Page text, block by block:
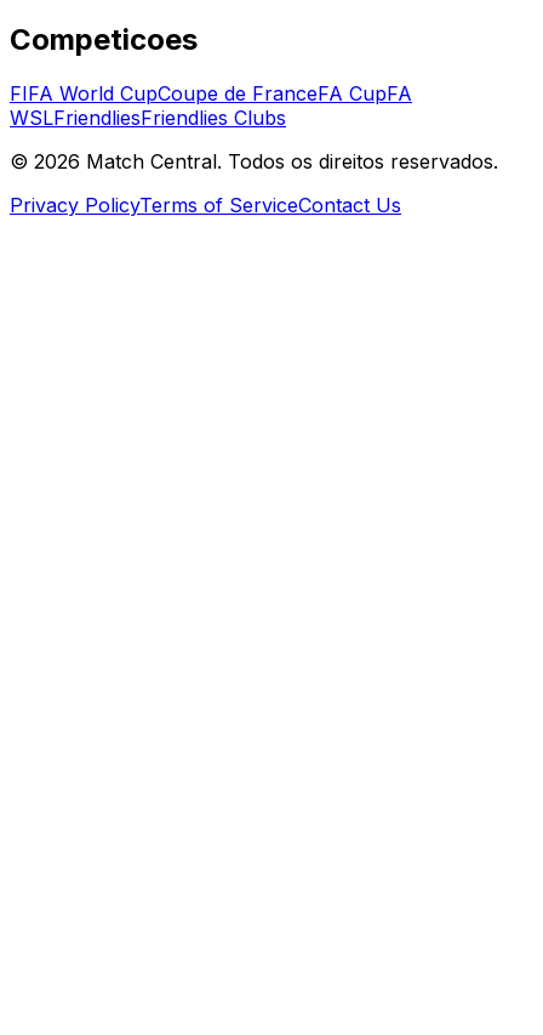
Competicoes
FIFA World CupCoupe de FranceFA CupFA
WSLFriendliesFriendlies Clubs
© 2026 Match Central. Todos os direitos reservados.
Privacy PolicyTerms of ServiceContact Us